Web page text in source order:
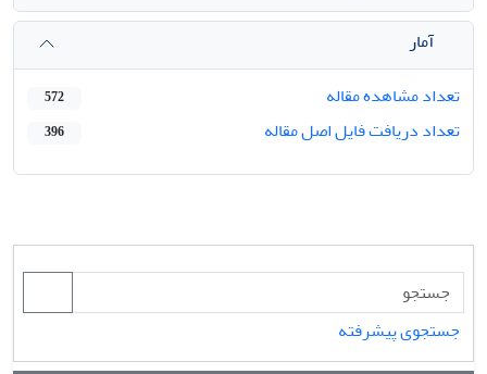
آمار
تعداد مشاهده مقاله
572
تعداد دریافت فایل اصل مقاله 396
جستجوی پیشرفته